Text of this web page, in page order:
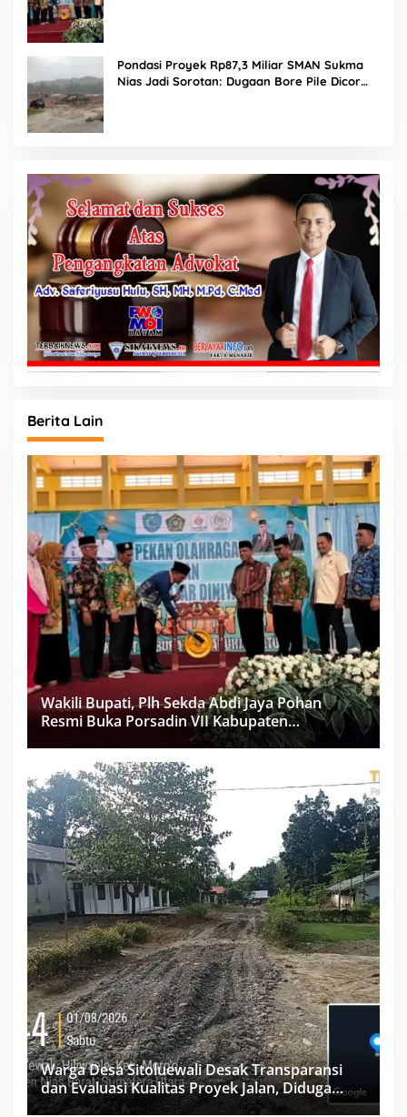
Pondasi Proyek Rp87,3 Miliar SMAN Sukma
Nias Jadi Sorotan: Dugaan Bore Pile Dicor
Berita Lain
Wakili Bupati, Plh Sekda Abdi Jaya Pohan
Resmi Buka Porsadin VII Kabupaten
Warga Desa Sitoluewali Desak Transparansi
dan Evaluasi Kualitas Proyek Jalan, Diduga
Minim Informasi